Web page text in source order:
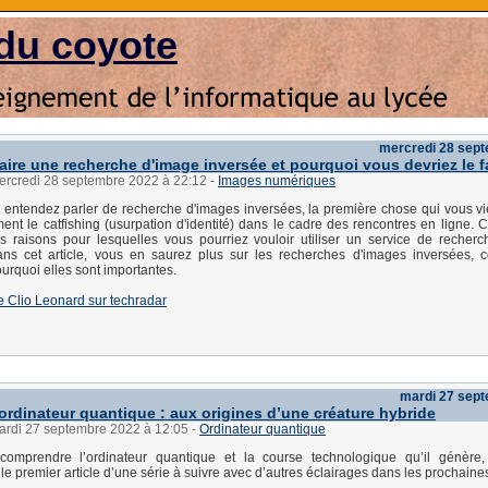
coyote
mercredi 28
une recherche d'image inversée et pourquoi vous devriez le
28 septembre 2022 à 22:12 - Images numériques
parler de recherche d'images inversées, la première chose qui vous
le catfishing (usurpation d'identité) dans le cadre des rencontres en ligne.
raisons pour lesquelles vous pourriez vouloir utiliser un service de
cet article, vous en saurez plus sur les recherches d'images inversées,
elles sont importantes.
Clio Leonard sur techradar
mardi 27
quantique : aux origines d’une créature hybride
27 septembre 2022 à 12:05 - Ordinateur quantique
l’ordinateur quantique et la course technologique qu’il
premier article d’une série à suivre avec d’autres éclairages dans les